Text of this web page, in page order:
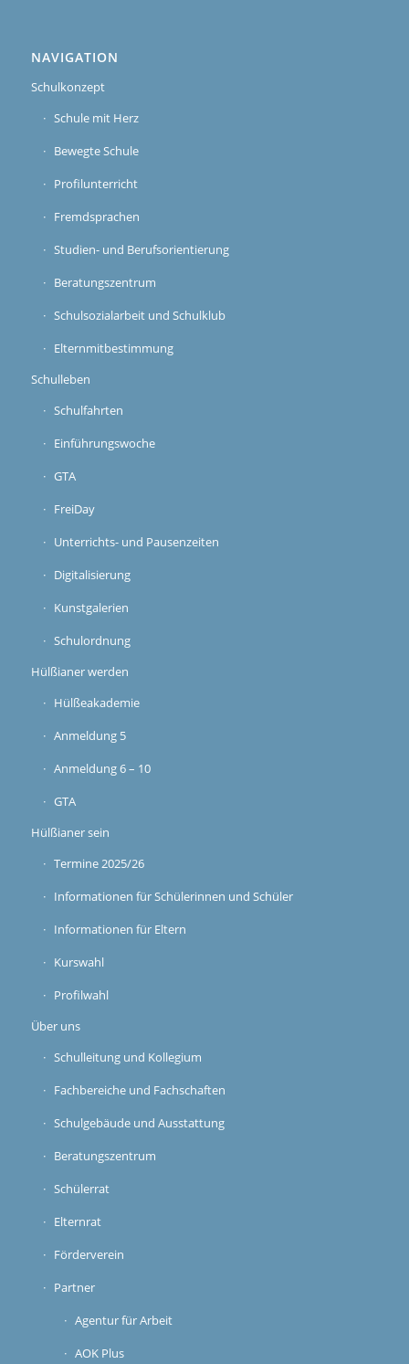
NAVIGATION
Schulkonzept
Schule mit Herz
Bewegte Schule
Profilunterricht
Fremdsprachen
Studien- und Berufsorientierung
Beratungszentrum
Schulsozialarbeit und Schulklub
Elternmitbestimmung
Schulleben
Schulfahrten
Einführungswoche
GTA
FreiDay
Unterrichts- und Pausenzeiten
Digitalisierung
Kunstgalerien
Schulordnung
Hülßianer werden
Hülßeakademie
Anmeldung 5
Anmeldung 6 – 10
GTA
Hülßianer sein
Termine 2025/26
Informationen für Schülerinnen und Schüler
Informationen für Eltern
Kurswahl
Profilwahl
Über uns
Schulleitung und Kollegium
Fachbereiche und Fachschaften
Schulgebäude und Ausstattung
Beratungszentrum
Schülerrat
Elternrat
Förderverein
Partner
Agentur für Arbeit
AOK Plus